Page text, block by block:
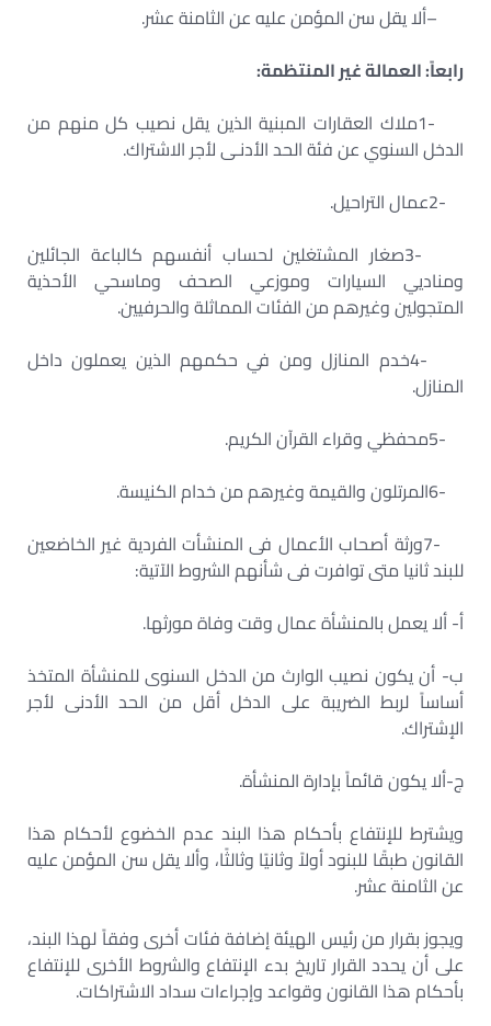
–ألا يقل سن المؤمن عليه عن الثامنة عشر.
رابعاً: العمالة غير المنتظمة:
1-ملاك العقارات المبنية الذين يقل نصيب كل منهم من
الدخل السنوي عن فئة الحد الأدنـى لأجر الاشتراك.
2-عمال التراحيل.
3-صغار المشتغلين لحساب أنفسهم كالباعة الجائلين
ومناديي السيارات وموزعي الصحف وماسحي الأحذية
المتجولين وغيرهم من الفئات المماثلة والحرفيين.
4-خدم المنازل ومن في حكمهم الذين يعملون داخل
المنازل.
5-محفظي وقراء القرآن الكريم.
6-المرتلون والقيمة وغيرهم من خدام الكنيسة.
7-ورثة أصحاب الأعمال فى المنشأت الفردية غير الخاضعين
للبند ثانيا متى توافرت فى شأنهم الشروط الآتية:
أ- ألا يعمل بالمنشأة عمال وقت وفاة مورثها.
ب- أن يكون نصيب الوارث من الدخل السنوى للمنشأة المتخذ
أساساً لربط الضريبة على الدخل أقل من الحد الأدنى لأجر
الإشتراك.
ج-ألا يكون قائماً بإدارة المنشأة.
ويشترط للإنتفاع بأحكام هذا البند عدم الخضوع لأحكام هذا
القانون طبقًا للبنود أولاً وثانيًا وثالثًا، وألا يقل سن المؤمن عليه
عن الثامنة عشر.
ويجوز بقرار من رئيس الهيئة إضافة فئات أخرى وفقاً لهذا البند،
على أن يحدد القرار تاريخ بدء الإنتفاع والشروط الأخرى للإنتفاع
بأحكام هذا القانون وقواعد وإجراءات سداد الاشتراكات.